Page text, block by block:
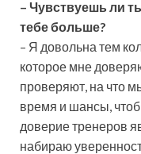
– Чувствуешь ли
тебе больше?
– Я довольна тем
которое мне
проверяют, на что
время и шансы,
доверие тренеров
набираю